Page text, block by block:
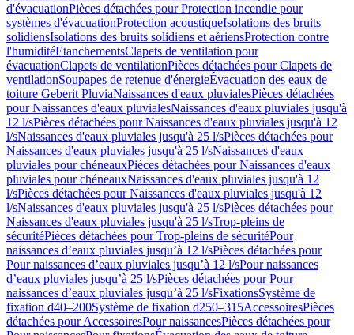
d'évacuationPièces détachées pour Protection incendie pour
systèmes d'évacuationProtection acoustiqueIsolations des bruits
solidiensIsolations des bruits solidiens et aériensProtection contre
l'humiditéEtanchementsClapets de ventilation pour
évacuationClapets de ventilationPièces détachées pour Clapets de
ventilationSoupapes de retenue d'énergieÉvacuation des eaux de
toiture Geberit PluviaNaissances d'eaux pluvialesPièces détachées
pour Naissances d'eaux pluvialesNaissances d'eaux pluviales jusqu'à
12 l/sPièces détachées pour Naissances d'eaux pluviales jusqu'à 12
l/sNaissances d'eaux pluviales jusqu'à 25 l/sPièces détachées pour
Naissances d'eaux pluviales jusqu'à 25 l/sNaissances d'eaux
pluviales pour chéneauxPièces détachées pour Naissances d'eaux
pluviales pour chéneauxNaissances d'eaux pluviales jusqu'à 12
l/sPièces détachées pour Naissances d'eaux pluviales jusqu'à 12
l/sNaissances d'eaux pluviales jusqu'à 25 l/sPièces détachées pour
Naissances d'eaux pluviales jusqu'à 25 l/sTrop-pleins de
sécuritéPièces détachées pour Trop-pleins de sécuritéPour
naissances d’eaux pluviales jusqu’à 12 l/sPièces détachées pour
Pour naissances d’eaux pluviales jusqu’à 12 l/sPour naissances
d’eaux pluviales jusqu’à 25 l/sPièces détachées pour Pour
naissances d’eaux pluviales jusqu’à 25 l/sFixationsSystème de
fixation d40–200Système de fixation d250–315AccessoiresPièces
détachées pour AccessoiresPour naissancesPièces détachées pour